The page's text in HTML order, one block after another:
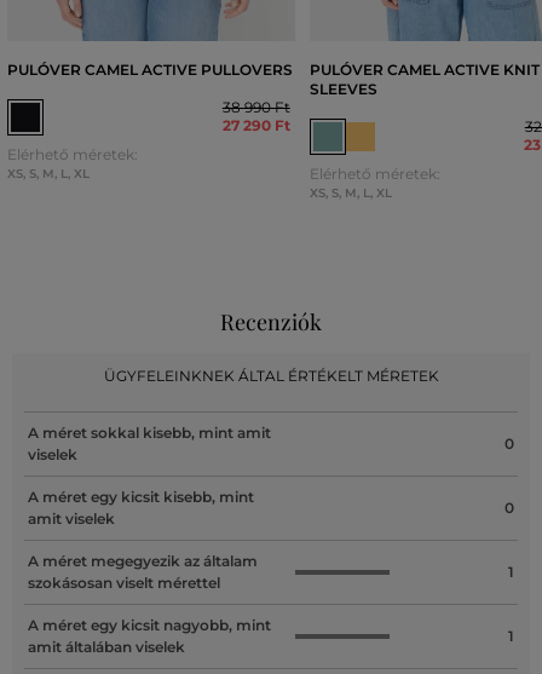
PULÓVER CAMEL ACTIVE PULLOVERS
38 990 Ft
27 290 Ft
Elérhető méretek:
XS, S, M, L, XL
PULÓVER CAMEL ACTIVE KNIT
SLEEVES
Elérhető méretek:
XS, S, M, L, XL
Recenziók
ÜGYFELEINKNEK ÁLTAL ÉRTÉKELT MÉRETEK
A méret sokkal kisebb, mint amit
viselek
0
A méret egy kicsit kisebb, mint
amit viselek
0
A méret megegyezik az általam
szokásosan viselt mérettel
1
A méret egy kicsit nagyobb, mint
amit általában viselek
1